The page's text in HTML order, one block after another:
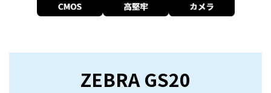
ZEBRA GS20